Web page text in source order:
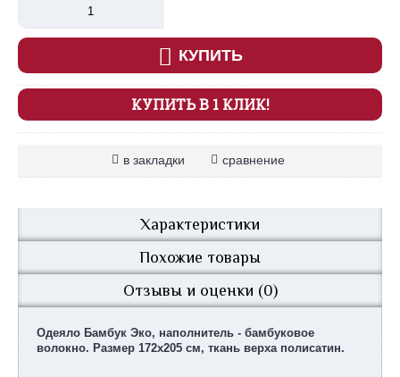
КУПИТЬ
КУПИТЬ В 1 КЛИК!
в закладки сравнение
Характеристики
Похожие товары
Отзывы и оценки (0)
Одеяло Бамбук Эко, наполнитель - бамбуковое
волокно. Размер 172х205 см, ткань верха полисатин.